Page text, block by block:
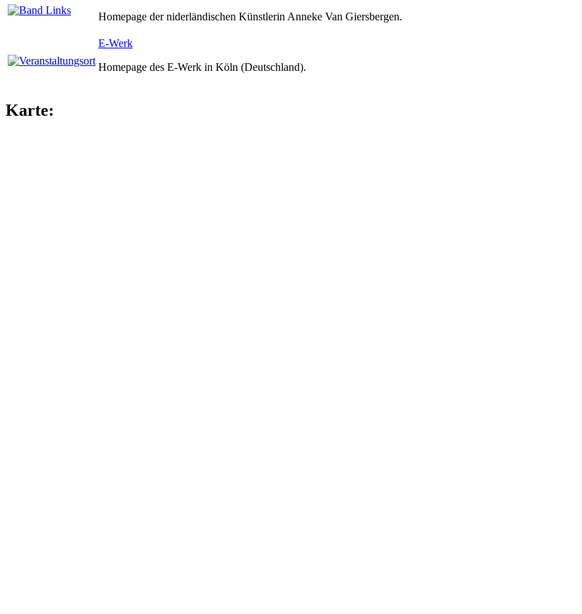
Homepage der niderländischen Künstlerin Anneke Van Giersbergen.
E-Werk
Homepage des E-Werk in Köln (Deutschland).
Karte: